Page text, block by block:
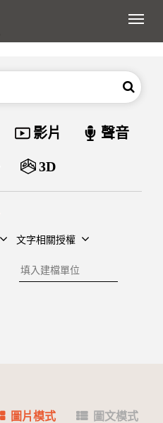
展
搜尋
資料類型
影片 聲音
3D
文字相關授權
建檔單位
圖片模式 圖文模式